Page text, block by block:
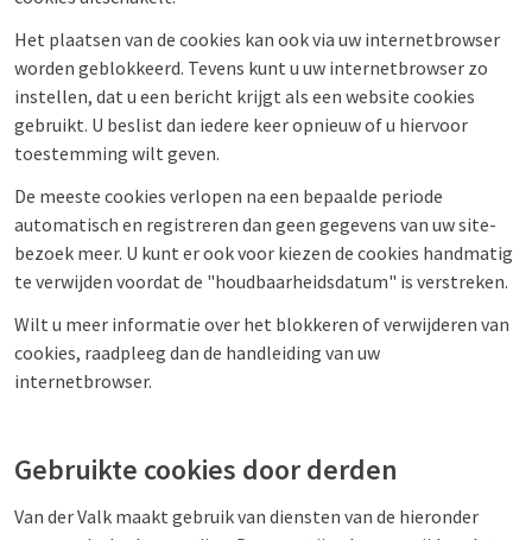
Het plaatsen van de cookies kan ook via uw internetbrowser
worden geblokkeerd. Tevens kunt u uw internetbrowser zo
instellen, dat u een bericht krijgt als een website cookies
gebruikt. U beslist dan iedere keer opnieuw of u hiervoor
toestemming wilt geven.
De meeste cookies verlopen na een bepaalde periode
automatisch en registreren dan geen gegevens van uw site-
bezoek meer. U kunt er ook voor kiezen de cookies handmatig
te verwijden voordat de "houdbaarheidsdatum" is verstreken.
Wilt u meer informatie over het blokkeren of verwijderen van
cookies, raadpleeg dan de handleiding van uw
internetbrowser.
Gebruikte cookies door derden
Van der Valk maakt gebruik van diensten van de hieronder